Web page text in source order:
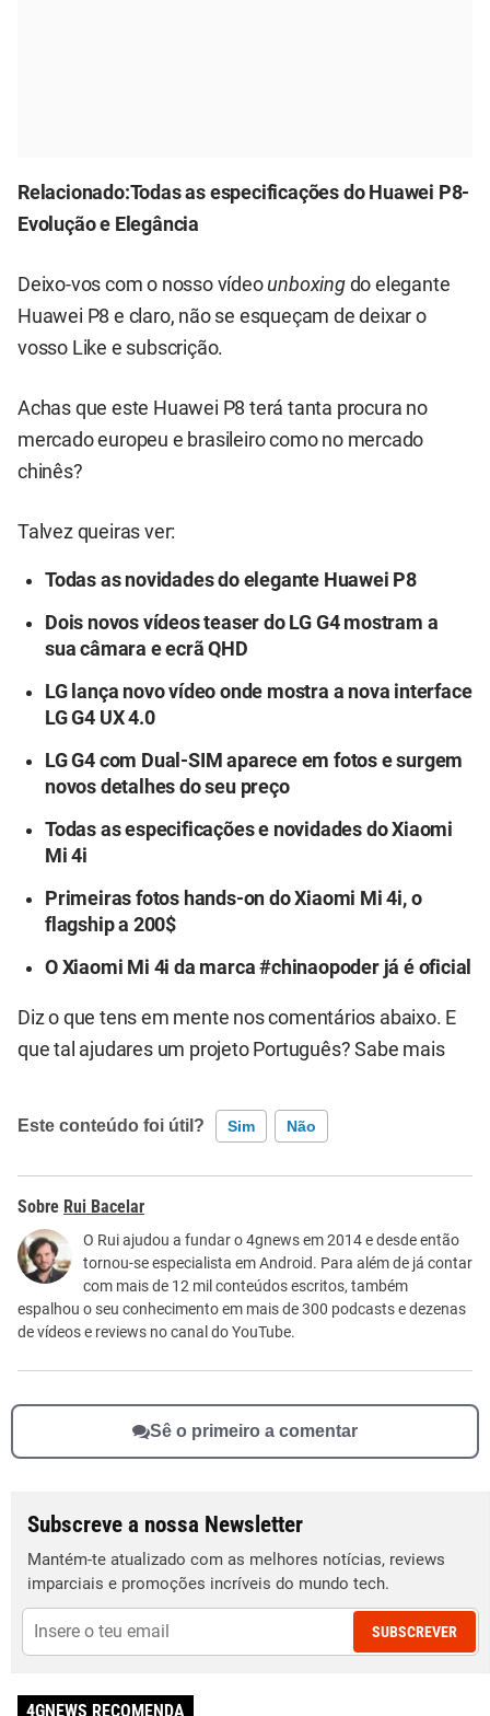
Relacionado:Todas as especificações do Huawei P8-
Evolução e Elegância
Deixo-vos com o nosso vídeo unboxingdo elegante
Huawei P8 e claro, não se esqueçam de deixar o
vosso Like e subscrição.
Achas que este Huawei P8 terá tanta procura no
mercado europeu e brasileiro como no mercado
chinês?
Talvez queiras ver:
Todas as novidades do elegante Huawei P8
Dois novos vídeos teaser do LG G4 mostram a
sua câmara e ecrã QHD
LG lança novo vídeo onde mostra a nova interface
LG G4 UX 4.0
LG G4 com Dual-SIM aparece em fotos e surgem
novos detalhes do seu preço
Todas as especificações e novidades do Xiaomi
Mi 4i
Primeiras fotos hands-on do Xiaomi Mi 4i, o
flagship a 200$
O Xiaomi Mi 4i da marca #chinaopoder já é oficial
Diz o que tens em mente nos comentários abaixo. E
que tal ajudares um projeto Português? Sabe mais
Este conteúdo foi útil? Sim Não
Este conteúdo contém informação incorreta
Este conteúdo não tem a informação que procuro
Outro
Rui Bacelar
O Rui ajudou a fundar o 4gnews em 2014 e desde então
tornou-se especialista em Android. Para além de já contar
com mais de 12 mil conteúdos escritos, também
espalhou o seu conhecimento em mais de 300 podcasts e dezenas
de vídeos e reviews no canal do YouTube.
Sê o primeiro a comentar
Subscreve a nossa Newsletter
Mantém-te atualizado com as melhores notícias, reviews
imparciais e promoções incríveis do mundo tech.
SUBSCREVER
4GNEWS RECOMENDA